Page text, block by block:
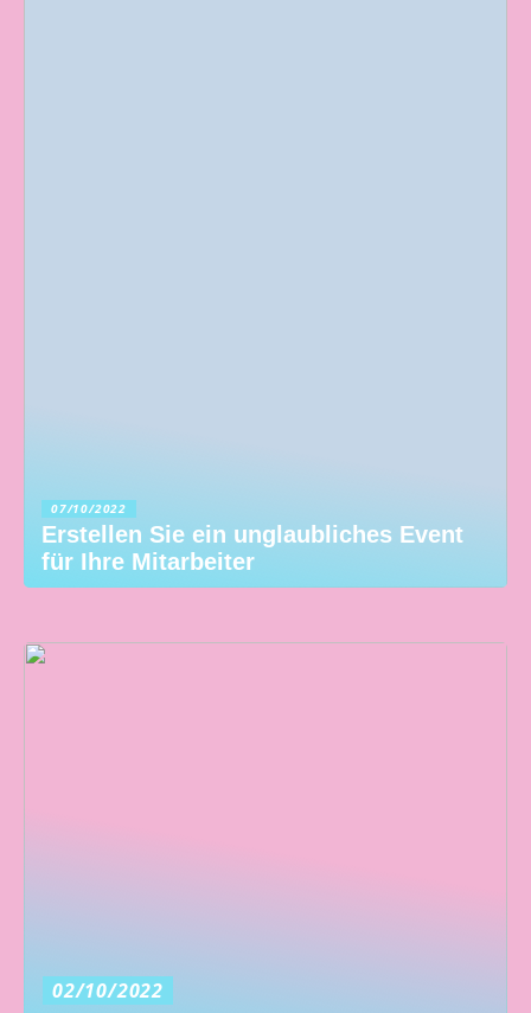
07/10/2022
Erstellen Sie ein unglaubliches Event
für Ihre Mitarbeiter
02/10/2022